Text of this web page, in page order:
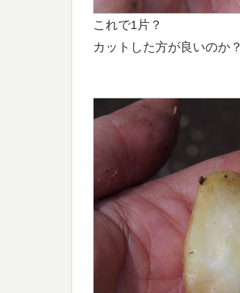
これで1片？
カットした方が良いのか？